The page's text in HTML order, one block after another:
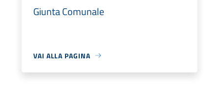
Giunta Comunale
VAI ALLA PAGINA